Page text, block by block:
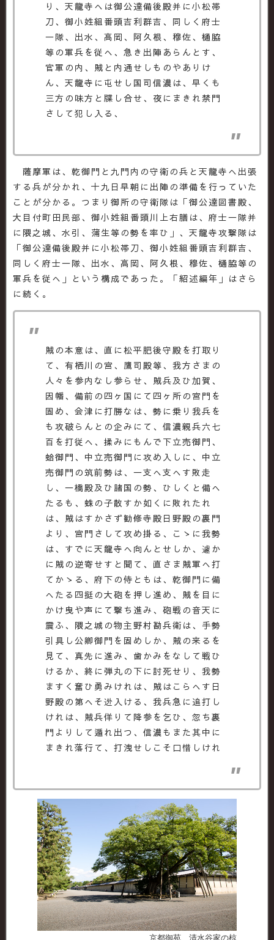
り、天龍寺へは御公達備後殿并に小松帯
刀、御小姓組番頭吉利群吉、同しく府士
一隊、出水、高岡、阿久根、穆佐、樋脇
等の軍兵を従へ、急き出陣あらんとす、
官軍の内、賊と内通せしものやありけ
ん、天龍寺に屯せし国司信濃は、早くも
三方の味方と牒し合せ、夜にまきれ禁門
さして犯し入る、
薩摩軍は、乾御門と九門内の守衛の兵と天龍寺へ出張
する兵が分かれ、十九日早朝に出陣の準備を行っていた
ことが分かる。つまり御所の守衛隊は「御公達図書殿、
大目付町田民部、御小姓組番頭川上右膳は、府士一隊并
に隈之城、水引、蒲生等の勢を率ひ」、天龍寺攻撃隊は
「御公達備後殿并に小松帯刀、御小姓組番頭吉利群吉、
同しく府士一隊、出水、高岡、阿久根、穆佐、樋脇等の
軍兵を従へ」という構成であった。「紹述編年」はさら
に続く。
賊の本意は、直に松平肥後守殿を打取り
て、有栖川の宮、鷹司殿等、我方さまの
人々を参内なし参らせ、賊兵及ひ加賀、
因幡、備前の四ヶ国にて四ヶ所の宮門を
固め、会津に打勝なは、勢に乗り我兵を
も攻破らんとの企みにて、信濃親兵六七
百を打従へ、揉みにもんで下立売御門、
蛤御門、中立売御門に攻め入しに、中立
売御門の筑前勢は、一支へ支へす敗走
し、一橋殿及ひ諸国の勢、ひしくと備へ
たるも、蛛の子散すか如くに敗れたれ
は、賊はすかさず勧修寺殿日野殿の裏門
より、宮門さして攻め掛る、こゝに我勢
は、すでに天龍寺へ向んとせしか、遽か
に賊の逆寄せすと聞て、直さま賊軍へ打
てかゝる、府下の侍ともは、乾御門に備
へたる四挺の大砲を押し進め、賊を目に
かけ曳や声にて撃ち進み、砲戦の音天に
震ふ、隈之城の物主野村勘兵衛は、手勢
引具し公卿御門を固めしか、賊の来るを
見て、真先に進み、歯かみをなして戦ひ
けるか、終に弾丸の下に討死せり、我勢
ますく奮ひ勇みけれは、賊はこらへす日
野殿の第へそ迯入ける、我兵急に追打し
けれは、賊兵佯りて降参を乞ひ、忽ち裏
門よりして遁れ出つ、信濃もまた其中に
まきれ落行て、打洩せしこそ口惜しけれ
京都御苑 清水谷家の椋